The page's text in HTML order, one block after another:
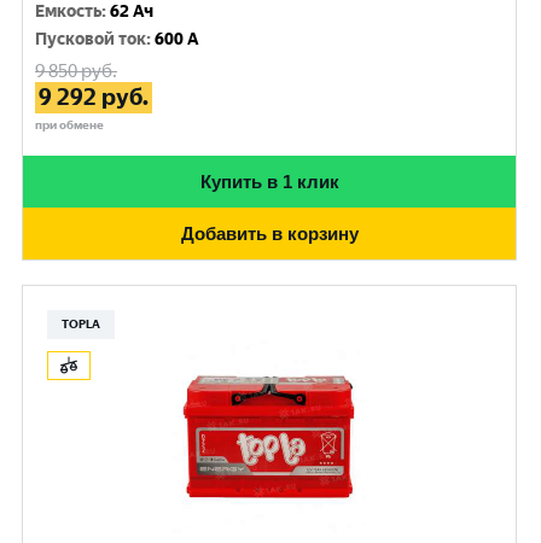
Емкость:62 Ач
Пусковой ток:600 A
9 850руб.
9 292 руб.
при обмене
Купить в 1 клик
Добавить в корзину
TOPLA